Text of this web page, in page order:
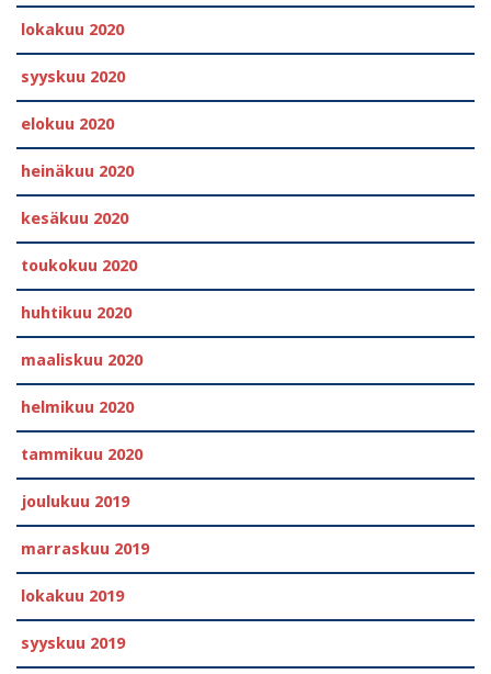
lokakuu 2020
syyskuu 2020
elokuu 2020
heinäkuu 2020
kesäkuu 2020
toukokuu 2020
huhtikuu 2020
maaliskuu 2020
helmikuu 2020
tammikuu 2020
joulukuu 2019
marraskuu 2019
lokakuu 2019
syyskuu 2019